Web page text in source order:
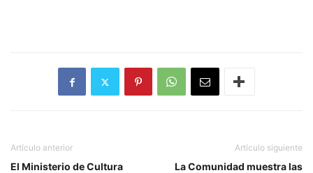
Artículo anterior
El Ministerio de Cultura
Artículo siguiente
La Comunidad muestra las